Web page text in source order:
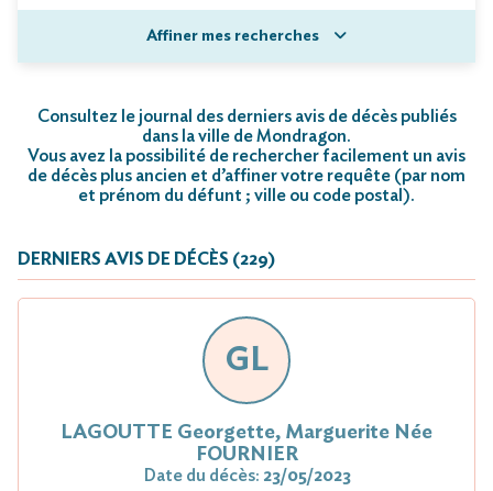
Affiner mes recherches
Consultez le journal des derniers avis de décès publiés
dans la ville de Mondragon.
Vous avez la possibilité de rechercher facilement un avis
de décès plus ancien et d’affiner votre requête (par nom
et prénom du défunt ; ville ou code postal).
DERNIERS AVIS DE DÉCÈS (229)
GL
LAGOUTTE Georgette, Marguerite Née
FOURNIER
Date du décès: 23/05/2023